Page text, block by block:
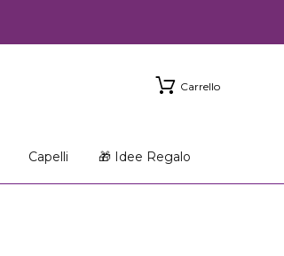
Carrello
Capelli 🎁 Idee Regalo